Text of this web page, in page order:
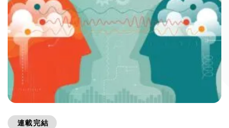
連載完結